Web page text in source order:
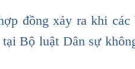
đồng xảy ra khi các
Bộ luật Dân sự